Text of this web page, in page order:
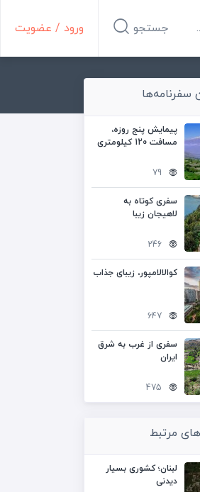
ورود / عضویت جستجو
سفرنامه‌ها
پیمایش پنج روزه،
مسافت 120 کیلومتری
79
سفری کوتاه به
لاهیجان زیبا
246
کوالالامپور، زیبای جذاب
647
سفری از غرب به شرق
ایران
475
مرتبط
لبنان؛ کشوری بسیار
دیدنی